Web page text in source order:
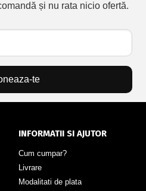
și nu rata nicio ofertă.
te
INFORMATII SI AJUTOR
Cum cumpar?
Livrare
Modalitati de plata